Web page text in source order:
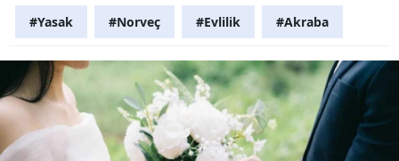
#Yasak #Norveç #Evlilik #Akraba